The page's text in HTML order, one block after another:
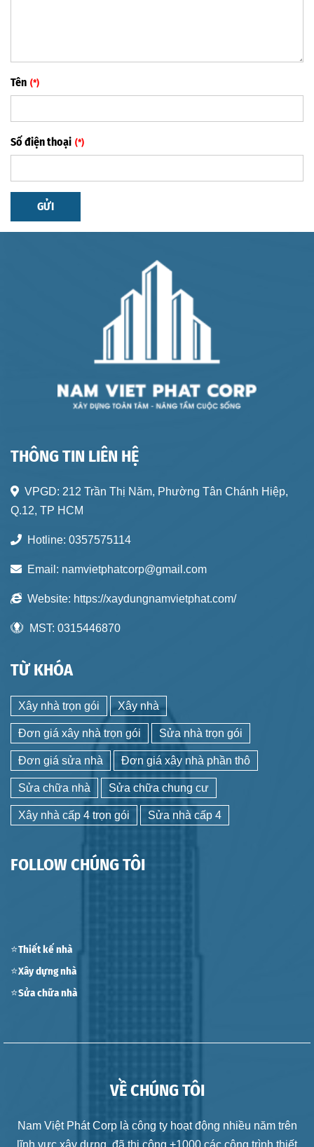
Tên
Số điện thoại
GỬI
THÔNG TIN LIÊN HỆ
VPGD: 212 Trần Thị Năm, Phường Tân Chánh Hiệp,
Q.12, TP HCM
Hotline: 0357575114
Email: namvietphatcorp@gmail.com
Website: https://xaydungnamvietphat.com/
MST: 0315446870
TỪ KHÓA
Xây nhà trọn gói Xây nhà
Đơn giá xây nhà trọn gói Sửa nhà trọn gói
Đơn giá sửa nhà Đơn giá xây nhà phần thô
Sửa chữa nhà Sửa chữa chung cư
Xây nhà cấp 4 trọn gói Sửa nhà cấp 4
FOLLOW CHÚNG TÔI
⭐Thiết kế nhà
⭐Xây dựng nhà
⭐Sửa chữa nhà
VỀ CHÚNG TÔI
Nam Việt Phát Corp là công ty hoạt động nhiều năm trên